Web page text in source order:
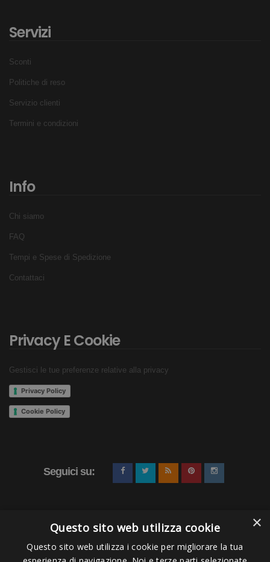
Servizi
Sconti
Politiche di reso
Servizio clienti
Termini e condizioni
Info
Chi siamo
FAQ
Tempi e Spese di Spedizione
Contattaci
Privacy E Cookie
Gestisci le tue preferenze relative alla privacy
Privacy Policy
Cookie Policy
Seguici su:
×
Questo sito web utilizza cookie
Questo sito web utilizza i cookie per migliorare la tua